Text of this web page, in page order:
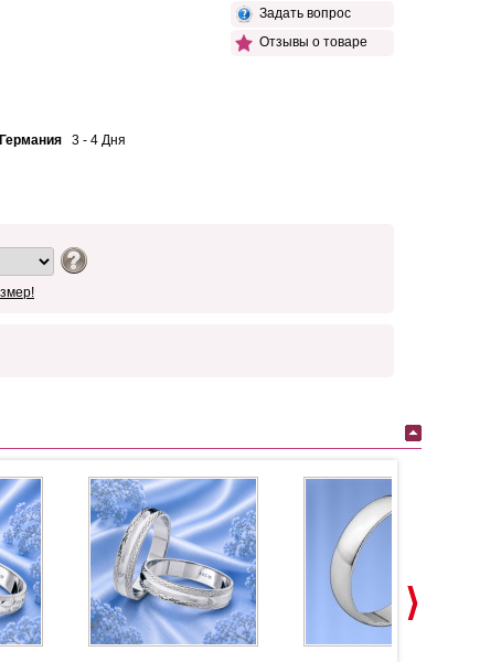
3 - 4 Дня
Задать вопрос
Отзывы о товаре